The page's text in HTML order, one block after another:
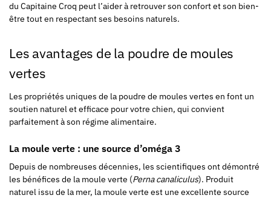
du Capitaine Croq peut l’aider à retrouver son confort et son bien-
être tout en respectant ses besoins naturels.
Les avantages de la poudre de moules
vertes
Les propriétés uniques de la poudre de moules vertes en font un
soutien naturel et efficace pour votre chien, qui convient
parfaitement à son régime alimentaire.
La moule verte : une source d’oméga 3
Depuis de nombreuses décennies, les scientifiques ont démontré
les bénéfices de la moule verte (Perna canaliculus). Produit
naturel issu de la mer, la moule verte est une excellente source